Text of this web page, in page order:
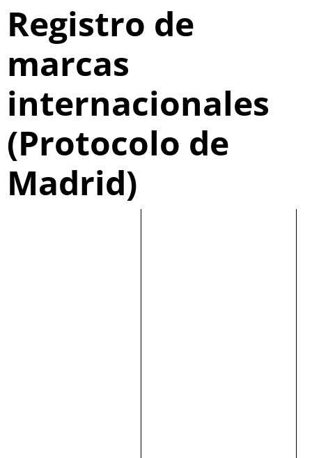
Registro de
marcas
internacionales
(Protocolo de
Madrid)